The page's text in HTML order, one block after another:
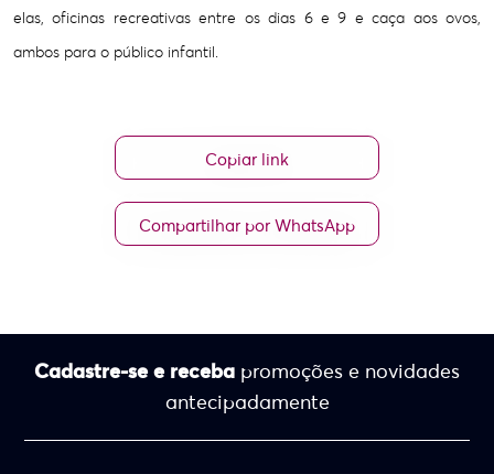
elas, oficinas recreativas entre os dias 6 e 9 e caça aos ovos,
ambos para o público infantil.
Copiar link
Compartilhar por WhatsApp
Cadastre-se e receba promoções e novidades
antecipadamente